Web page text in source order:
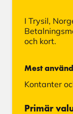
I Trysil,
och kort.
Mest
Kontanter
Primär